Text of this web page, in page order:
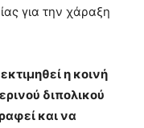
για την χάραξη
η κοινή
διπολικού
και να